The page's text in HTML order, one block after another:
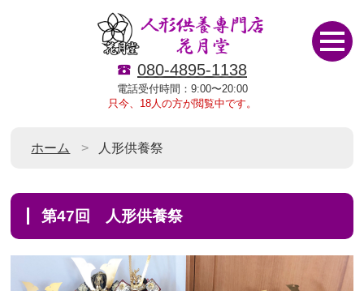
080-4895-1138
電話受付時間：9:00〜20:00
只今、18人の方が閲覧中です。
ホーム 人形供養祭
第47回 人形供養祭